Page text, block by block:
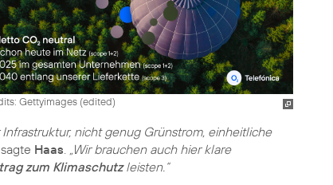
Gettyimages (edited)
nicht genug Grünstrom, einheitliche
sagte Haas. „Wir brauchen auch hier klare
zum Klimaschutzleisten.“